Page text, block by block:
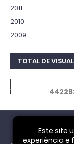
2011
2010
2009
TOTAL DE
44228
Este site
experiência e